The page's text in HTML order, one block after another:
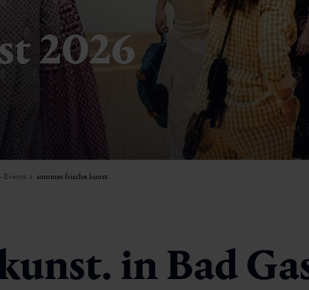
2026
Events sommer.frische.kunst.
in Bad